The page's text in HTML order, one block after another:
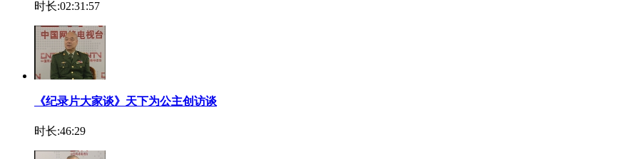
时长:02:31:57
《纪录片大家谈》天下为公主创访谈
时长:46:29